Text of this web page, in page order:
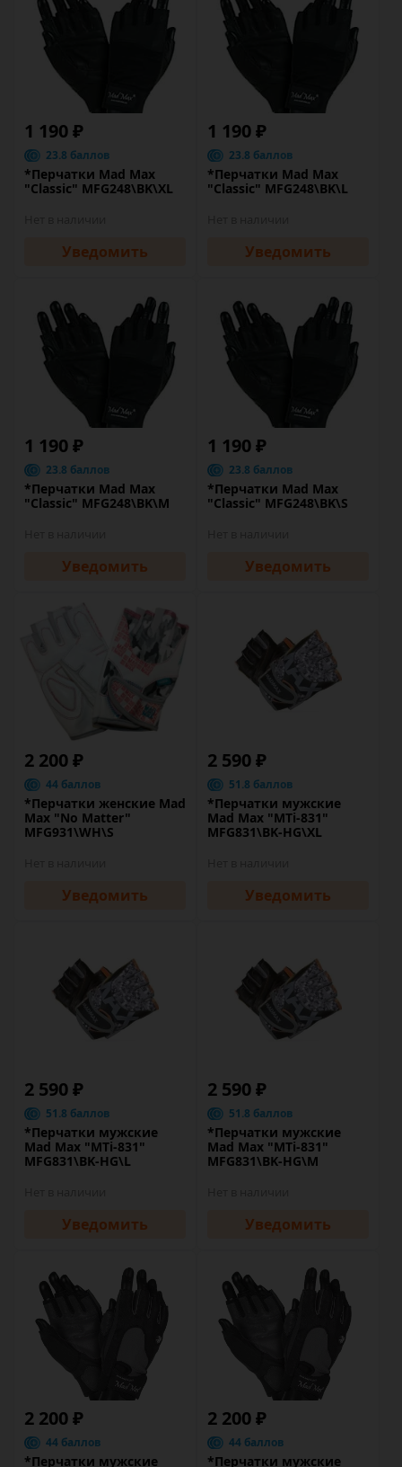
1 190 ₽
23.8 баллов
*Перчатки Mad Max
"Classic" MFG248\BK\XL
Уведомить
1 190 ₽
23.8 баллов
*Перчатки Mad Max
"Classic" MFG248\BK\L
Уведомить
1 190 ₽
23.8 баллов
*Перчатки Mad Max
"Classic" MFG248\BK\M
Уведомить
1 190 ₽
23.8 баллов
*Перчатки Mad Max
"Classic" MFG248\BK\S
Уведомить
2 200 ₽
44 баллов
*Перчатки женские Mad
Max "No Matter"
MFG931\WH\S
Уведомить
2 590 ₽
51.8 баллов
*Перчатки мужские
Mad Max "MTi-831"
MFG831\BK-HG\XL
Уведомить
2 590 ₽
51.8 баллов
*Перчатки мужские
Mad Max "MTi-831"
MFG831\BK-HG\L
Уведомить
2 590 ₽
51.8 баллов
*Перчатки мужские
Mad Max "MTi-831"
MFG831\BK-HG\M
Уведомить
2 200 ₽
44 баллов
*Перчатки мужские
2 200 ₽
44 баллов
*Перчатки мужские